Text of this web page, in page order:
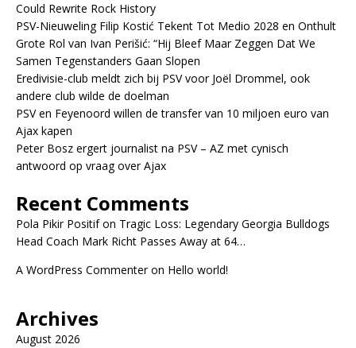
Could Rewrite Rock History
PSV-Nieuweling Filip Kostić Tekent Tot Medio 2028 en Onthult
Grote Rol van Ivan Perišić: “Hij Bleef Maar Zeggen Dat We
Samen Tegenstanders Gaan Slopen
Eredivisie-club meldt zich bij PSV voor Joël Drommel, ook
andere club wilde de doelman
PSV en Feyenoord willen de transfer van 10 miljoen euro van
Ajax kapen
Peter Bosz ergert journalist na PSV – AZ met cynisch
antwoord op vraag over Ajax
Recent Comments
Pola Pikir Positifon Tragic Loss: Legendary Georgia Bulldogs
Head Coach Mark Richt Passes Away at 64…
A WordPress Commenteron Hello world!
Archives
August 2026